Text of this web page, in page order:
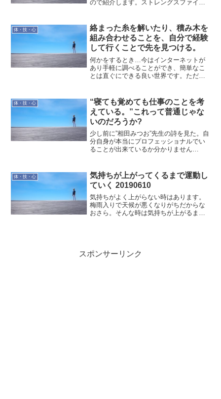
ので紹介します。ストレングスファイン
ージを見ると...自分のTOP5を最大限活か
したイメージをレ...
体・技・心
絡まった糸を解いたり、積み木を
組み合わせることを、自分で経験
して行くことで先を見つける。
何かをするとき…今はインターネットが
あり手軽に調べることができ、簡単なこ
とは直ぐにできる良い世界です。ただ、
けでなく他の方の考えも取り入れ最適解
を求めて行きたい。
体・技・心
“寝ても覚めても仕事のことを考
えている。”これって普通じゃな
いのだろうか?
少し前に”相田みつお”先生の詩を見た。自
分自身が本当にプロフェッショナルでい
ることが出来ているか分かりません
すか？ プロというものは 寝ても覚めても
仕事のことを考...
体・技・心
気持ちが上がってくるまで運動し
ていく 20190610
気持ちがよく上がらない時はあります。
梅雨入りで天候が悪くなりがちだからな
おさら。そんな時は気持ちが上がるまで
スポンサーリンク